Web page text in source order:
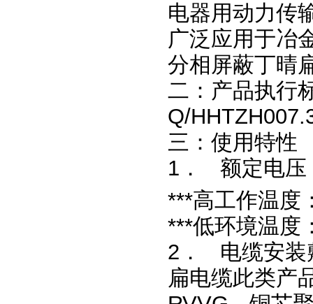
电器用动力传
广泛应用于冶
分相屏蔽丁晴
二：产品执行
Q/
三：使用特性
1． 额定电压
***高工作温度
***低环境温度
2． 电缆安装
扁电缆此类产